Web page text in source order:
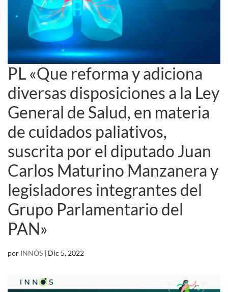
PL «Que reforma y adiciona
diversas disposiciones a la Ley
General de Salud, en materia
de cuidados paliativos,
suscrita por el diputado Juan
Carlos Maturino Manzanera y
legisladores integrantes del
Grupo Parlamentario del
PAN»
por INNOS | Dic 5, 2022